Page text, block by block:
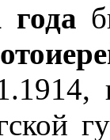
года